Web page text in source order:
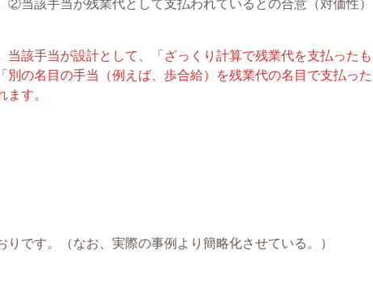
当該手当が設計として、「ざっくり計算で残業代を支払ったも
の名目の手当（例えば、歩合給）を残業代の名目で支払った
す。
です。（なお、実際の事例より簡略化させている。）